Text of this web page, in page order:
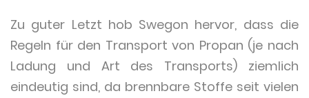
Zu guter Letzt hob Swegon hervor, dass die
Regeln für den Transport von Propan (je nach
Ladung und Art des Transports) ziemlich
eindeutig sind, da brennbare Stoffe seit vielen